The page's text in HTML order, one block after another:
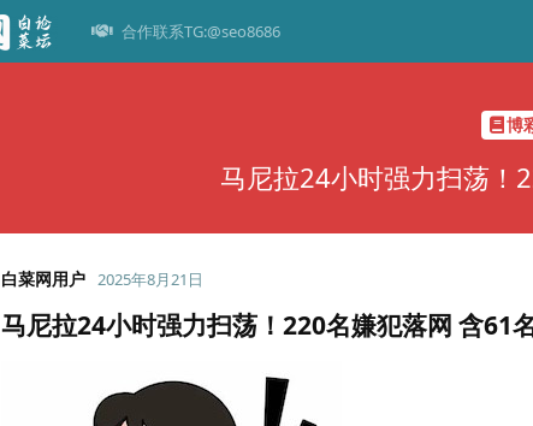
合作联系TG:@seo8686
博
马尼拉24小时强力扫荡！
白菜网用户 2025年8月21日
马尼拉24小时强力扫荡！220名嫌犯落网 含61